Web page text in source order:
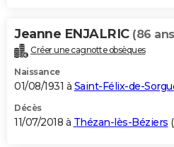
Jeanne ENJALRIC (86
Créer une cagnotte obsèques
Naissance
01/08/1931 à Saint-Félix-de-
Décès
11/07/2018 à Thézan-lès-Béziers (